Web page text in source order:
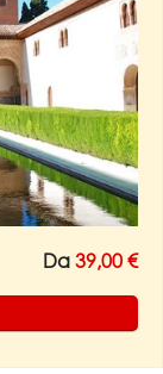
Da 39,00 €